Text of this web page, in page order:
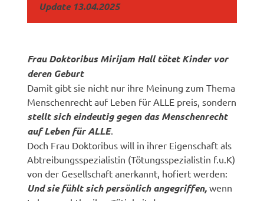
Update 13.04.2025
Frau Doktoribus Mirijam Hall tötet Kinder vor
deren Geburt
Damit gibt sie nicht nur ihre Meinung zum Thema
Menschenrecht auf Leben für ALLE preis, sondern
stellt sich eindeutig gegen das Menschenrecht
auf Leben für ALLE.
Doch Frau Doktoribus will in ihrer Eigenschaft als
Abtreibungsspezialistin (Tötungsspezialistin f.u.K)
von der Gesellschaft anerkannt, hofiert werden:
Und sie fühlt sich persönlich angegriffen,wenn